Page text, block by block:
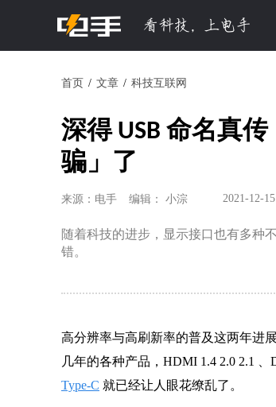
首页 文章 科技互联网
深得 USB 命名真
骗」了
来源：电手 编辑： 小淙 2021-12-
随着科技的进步，显示接口也有多种
错。
高分辨率与高刷新率的普及这两年进
几年的各种产品，HDMI 1.4 2.0 2.1
Type-C 就已经让人眼花缭乱了。